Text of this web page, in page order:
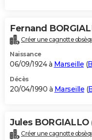
Fernand
Créer une cagnotte
Naissance
06/09/1924 à Marseille (
Décès
20/04/1990 à Marseille (
Jules BORGIALLO
Créer une cagnotte